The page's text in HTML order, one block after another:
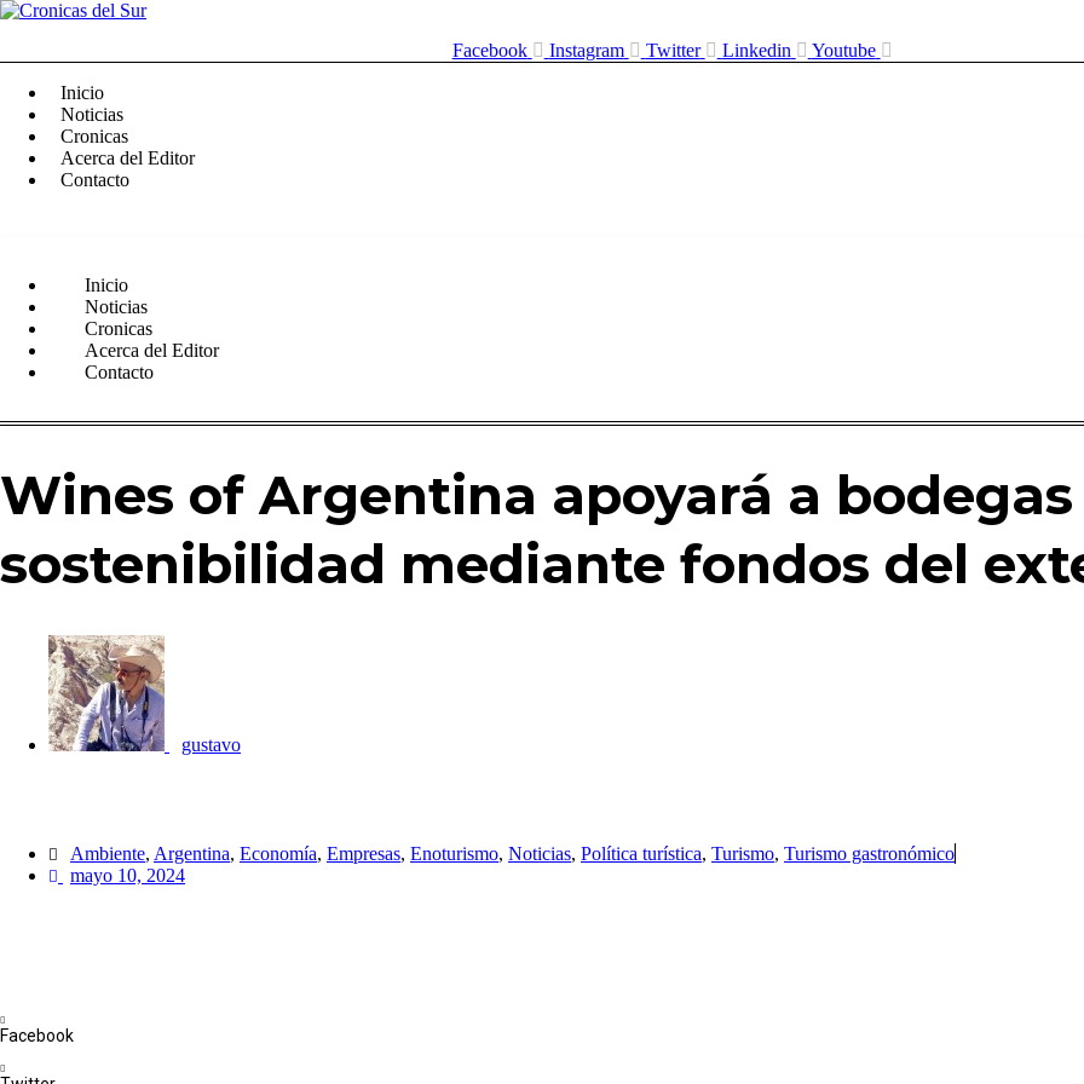
Facebook Instagram Twitter Linkedin Youtube
Inicio
Noticias
Cronicas
Acerca del Editor
Contacto
Inicio
Noticias
Cronicas
Acerca del Editor
Contacto
Wines of Argentina apoyará a
sostenibilidad mediante fondos del
gustavo
Ambiente, Argentina, Economía, Empresas, Enoturismo, Noticias, Política turística, Turismo, Turismo gastronómico
mayo 10, 2024
Facebook